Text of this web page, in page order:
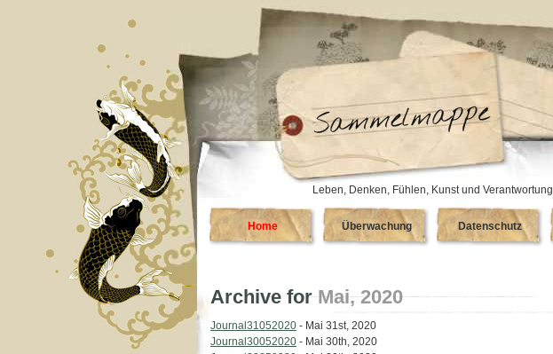
Leben, Denken, Fühlen, Kunst und Verantwortung
Home Überwachung Datenschutz
Archive for Mai, 2020
Journal31052020 - Mai 31st, 2020
Journal30052020 - Mai 30th, 2020